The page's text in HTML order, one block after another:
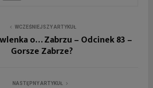
WCZEŚNIEJSZY ARTYKUŁ
o… Zabrzu – Odcinek 83 –
Gorsze Zabrze?
NASTĘPNY ARTYKUŁ